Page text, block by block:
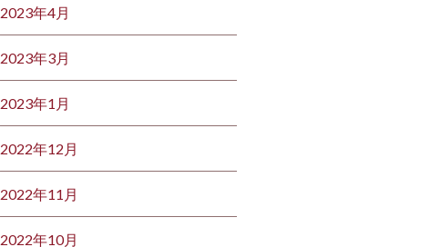
2023年4月
2023年3月
2023年1月
2022年12月
2022年11月
2022年10月